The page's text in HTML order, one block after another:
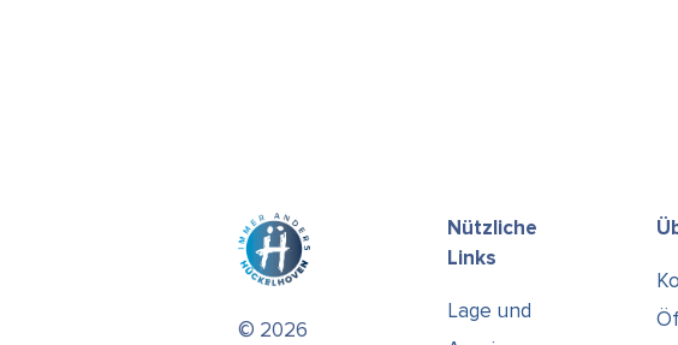
© 2026
Nützliche
Links
Lage und